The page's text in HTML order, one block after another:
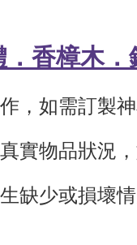
．香樟木．
，如需訂製
實物品狀況
生缺少或損壞